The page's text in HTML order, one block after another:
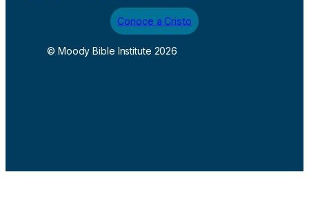
Conoce a Cristo
© Moody Bible Institute 2026